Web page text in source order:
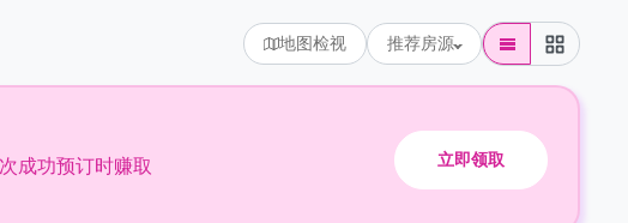
地图检视 推荐房源
成功预订时赚取
立即领取